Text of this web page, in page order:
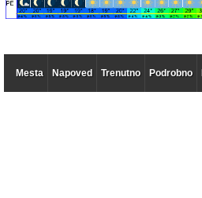
Mesta Napoved Trenutno Podrobno